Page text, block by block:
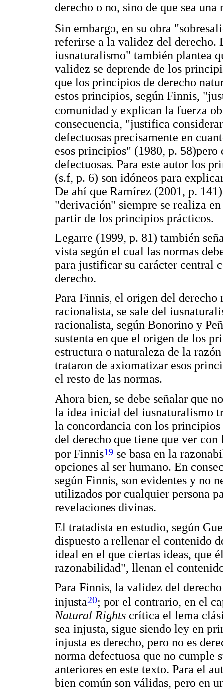
derecho o no, sino de que sea
Sin embargo, en su obra
referirse a la validez del derecho.
iusnaturalismo" también plantea
validez se deprende de los
que los principios de derecho
estos principios, según Finnis,
comunidad y explican la fuerza
consecuencia, "justifica
defectuosas precisamente en
esos principios" (1980, p. 58)pero
defectuosas. Para este autor los
(s.f, p. 6) son idóneos para
De ahí que Ramírez (2001, p.
"derivación" siempre se realiza
partir de los principios prácticos.
Legarre (1999, p. 81) también
vista según el cual las normas
para justificar su carácter central
derecho.
Para Finnis, el origen del derecho
racionalista, se sale del
racionalista, según Bonorino y
sustenta en que el origen de los
estructura o naturaleza de la
trataron de axiomatizar esos
el resto de las normas.
Ahora bien, se debe señalar que
la idea inicial del iusnaturalismo
la concordancia con los
del derecho que tiene que ver
por Finnis19 se basa en la
opciones al ser humano. En
según Finnis, son evidentes y no
utilizados por cualquier persona
revelaciones divinas.
El tratadista en estudio, según
dispuesto a rellenar el contenido
ideal en el que ciertas ideas, que
razonabilidad", llenan el
Para Finnis, la validez del
injusta20; por el contrario, en el
Natural Rights crítica el lema
sea injusta, sigue siendo ley en
injusta es derecho, pero no es
norma defectuosa que no cumple
anteriores en este texto. Para el
bien común son válidas, pero en